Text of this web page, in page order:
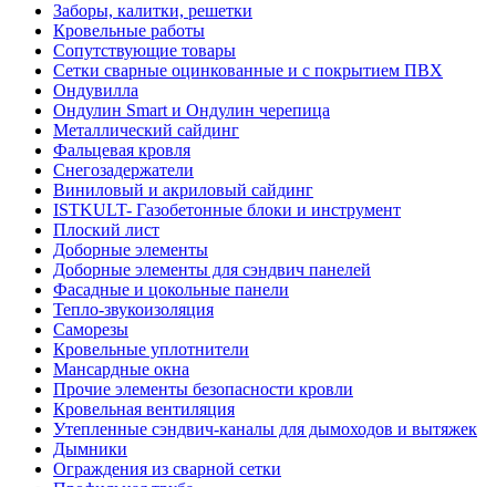
Заборы, калитки, решетки
Кровельные работы
Сопутствующие товары
Сетки сварные оцинкованные и с покрытием ПВХ
Ондувилла
Ондулин Smart и Ондулин черепица
Металлический сайдинг
Фальцевая кровля
Снегозадержатели
Виниловый и акриловый сайдинг
ISTKULT- Газобетонные блоки и инструмент
Плоский лист
Доборные элементы
Доборные элементы для сэндвич панелей
Фасадные и цокольные панели
Тепло-звукоизоляция
Саморезы
Кровельные уплотнители
Мансардные окна
Прочие элементы безопасности кровли
Кровельная вентиляция
Утепленные сэндвич-каналы для дымоходов и вытяжек
Дымники
Ограждения из сварной сетки